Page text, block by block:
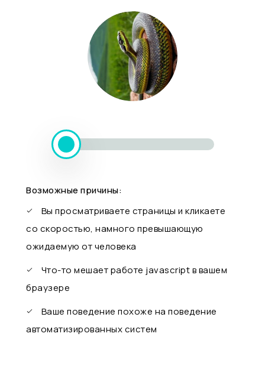
Возможные причины:
Вы просматриваете страницы и кликаете
со скоростью, намного превышающую
ожидаемую от человека
Что-то мешает работе javascript в вашем
браузере
Ваше поведение похоже на поведение
автоматизированных систем